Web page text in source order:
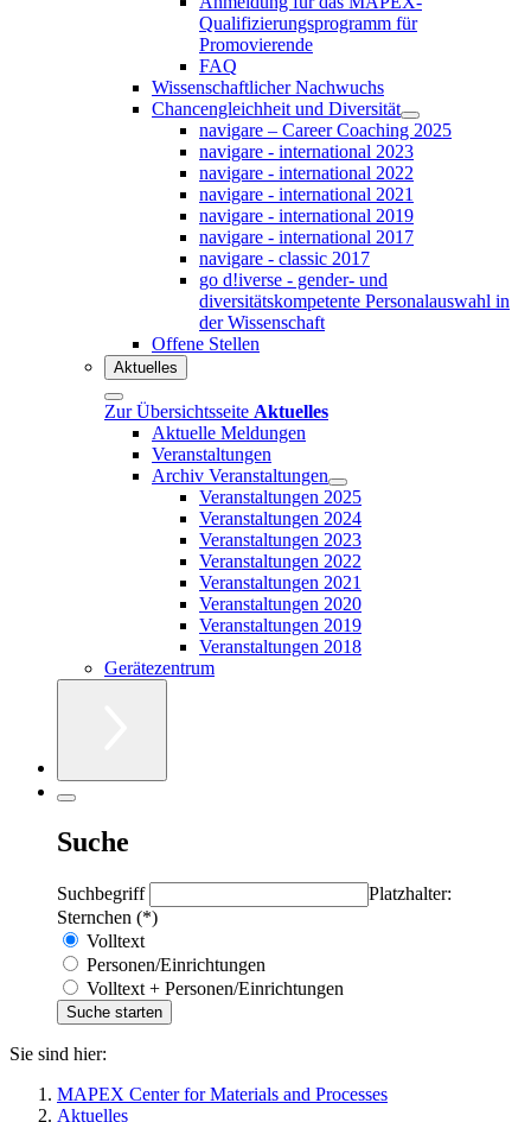
Qualifizierungsprogramm für
Promovierende
FAQ
Wissenschaftlicher Nachwuchs
Chancengleichheit und Diversität
navigare – Career Coaching 2025
navigare - international 2023
navigare - international 2022
navigare - international 2021
navigare - international 2019
navigare - international 2017
navigare - classic 2017
go d!iverse - gender- und
diversitätskompetente Personalauswahl in
der Wissenschaft
Offene Stellen
Aktuelles
Zur Übersichtsseite Aktuelles
Aktuelle Meldungen
Veranstaltungen
Archiv Veranstaltungen
Veranstaltungen 2025
Veranstaltungen 2024
Veranstaltungen 2023
Veranstaltungen 2022
Veranstaltungen 2021
Veranstaltungen 2020
Veranstaltungen 2019
Veranstaltungen 2018
Gerätezentrum
Suche
Suchbegriff
Platzhalter:
Sternchen (*)
Volltext
Personen/Einrichtungen
Volltext + Personen/Einrichtungen
Sie sind hier:
MAPEX Center for Materials and Processes
Aktuelles